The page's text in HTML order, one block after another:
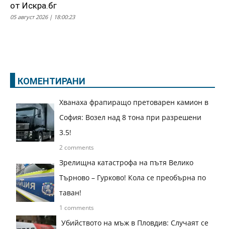
от Искра.бг
05 август 2026 | 18:00:23
КОМЕНТИРАНИ
Хванаха фрапиращо претоварен камион в
София: Возел над 8 тона при разрешени
3.5!
2 comments
Зрелищна катастрофа на пътя Велико
Търново – Гурково! Кола се преобърна по
таван!
1 comments
Убийството на мъж в Пловдив: Случаят се